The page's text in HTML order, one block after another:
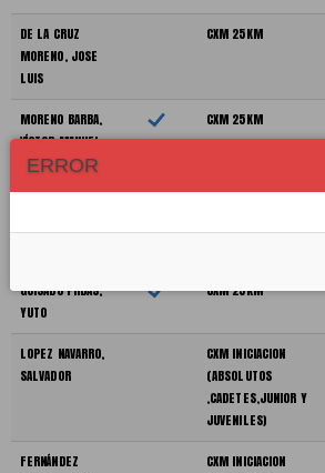
DE LA CRUZ
MORENO, JOSE
LUIS
CXM 25KM
MORENO BARBA,
VÍCTOR MANUEL
CXM 25KM
GUISADO PRDAS,
YUTO
CXM 25KM
LOPEZ NAVARRO,
SALVADOR
CXM INICIACION
(ABSOLUTOS
,CADETES,JUNIOR Y
JUVENILES)
FERNÁNDEZ
CXM INICIACION
ERROR